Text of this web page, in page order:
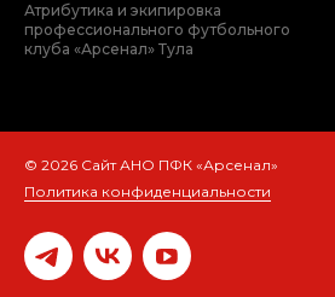
Атрибутика и экипировка
профессионального футбольного
клуба «Арсенал» Тула
© 2026 Сайт АНО ПФК «Арсенал»
Политика конфиденциальности